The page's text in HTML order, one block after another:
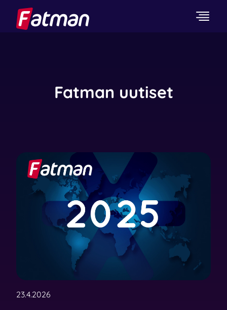
Fatman uutiset
23.4.2026